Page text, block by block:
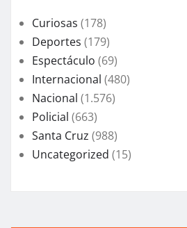
Curiosas (178)
Deportes (179)
Espectáculo (69)
Internacional (480)
Nacional (1.576)
Policial (663)
Santa Cruz (988)
Uncategorized (15)